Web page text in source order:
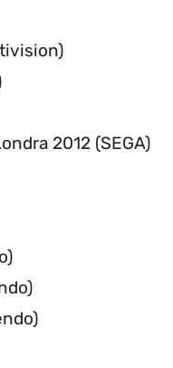
2012 (SEGA)